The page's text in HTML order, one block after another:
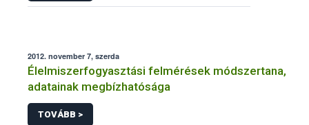
2012. november 7, szerda
Élelmiszerfogyasztási felmérések módszertana,
adatainak megbízhatósága
TOVÁBB >